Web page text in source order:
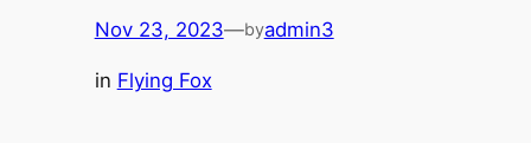
Nov 23, 2023—byadmin3
in Flying Fox